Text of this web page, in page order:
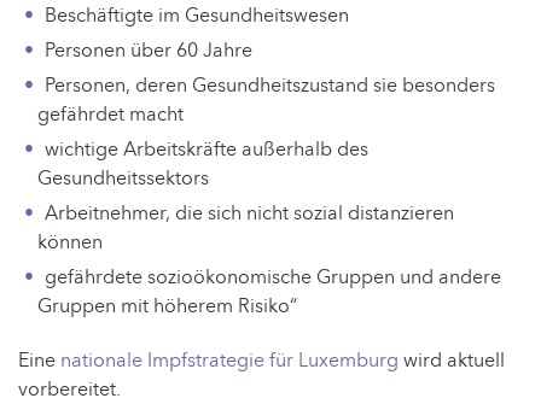
Beschäftigte im Gesundheitswesen
Personen über 60 Jahre
Personen, deren Gesundheitszustand sie besonders
gefährdet macht
wichtige Arbeitskräfte außerhalb des
Gesundheitssektors
Arbeitnehmer, die sich nicht sozial distanzieren
können
gefährdete sozioökonomische Gruppen und andere
Gruppen mit höherem Risiko“
Eine nationale Impfstrategie für Luxemburg wird aktuell
vorbereitet.